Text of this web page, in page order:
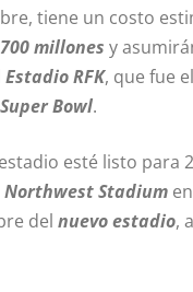
tiene un costo
millones y
Estadio RFK, que fue
Bowl.
esté listo para
Northwest Stadium
del nuevo estadio,